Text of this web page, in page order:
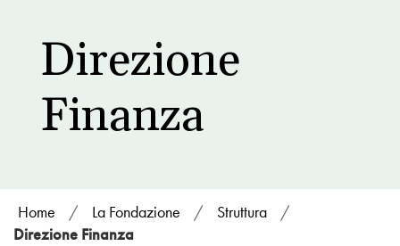
Direzione
Finanza
Home / La Fondazione / Struttura
/
Direzione Finanza